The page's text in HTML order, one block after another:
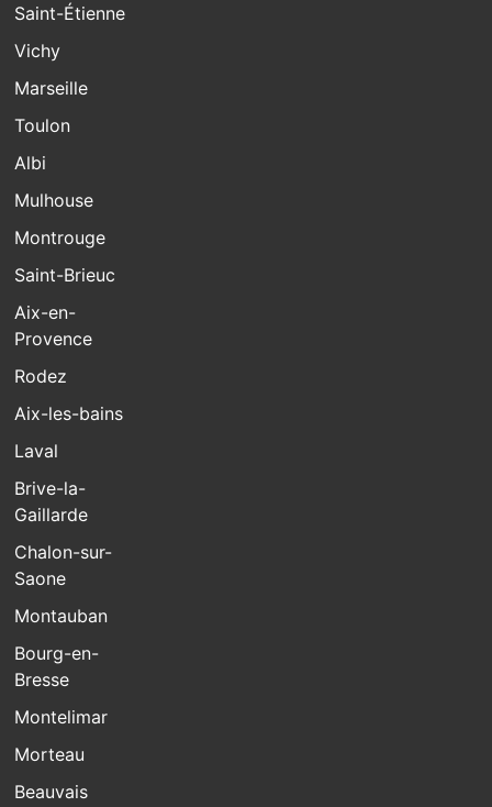
Saint-Étienne
Vichy
Marseille
Toulon
Albi
Mulhouse
Montrouge
Saint-Brieuc
Aix-en-
Provence
Rodez
Aix-les-bains
Laval
Brive-la-
Gaillarde
Chalon-sur-
Saone
Montauban
Bourg-en-
Bresse
Montelimar
Morteau
Beauvais